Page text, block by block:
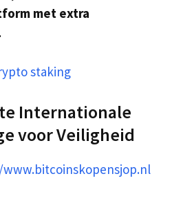
met extra
staking
Internationale
voor Veiligheid